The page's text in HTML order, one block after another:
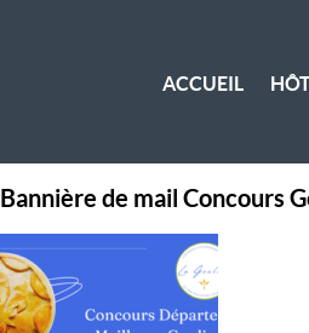
ACCUEIL
Bannière de mail Concours